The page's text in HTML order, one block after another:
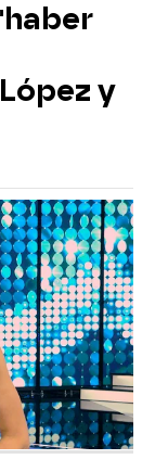
y